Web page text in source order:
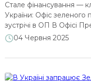
Сталe фінансування —
України: Офіс зеленого
зустрічі в ОП В Офісі
міжвідомча зустріч,
сталого розвитку
Зустріч під
04 Червня 2025